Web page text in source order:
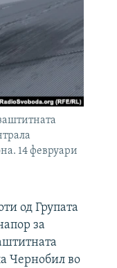
14 февруари
од Групата
за
Чернобил во